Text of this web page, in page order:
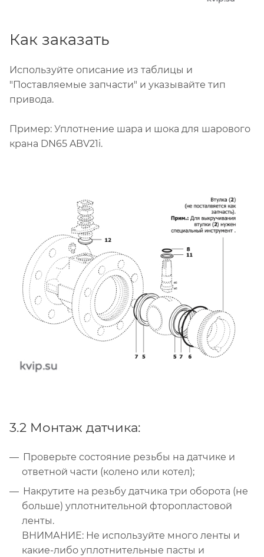
Как заказать
Используйте описание из таблицы и
"Поставляемые запчасти" и указывайте тип
привода.
Пример: Уплотнение шара и шока для шарового
крана DN65 ABV21i.
3.2 Монтаж датчика:
Проверьте состояние резьбы на датчике и
ответной части (колено или котел);
Накрутите на резьбу датчика три оборота (не
больше) уплотнительной фторопластовой
ленты.
ВНИМАНИЕ: Не используйте много ленты и
какие-либо уплотнительные пасты и